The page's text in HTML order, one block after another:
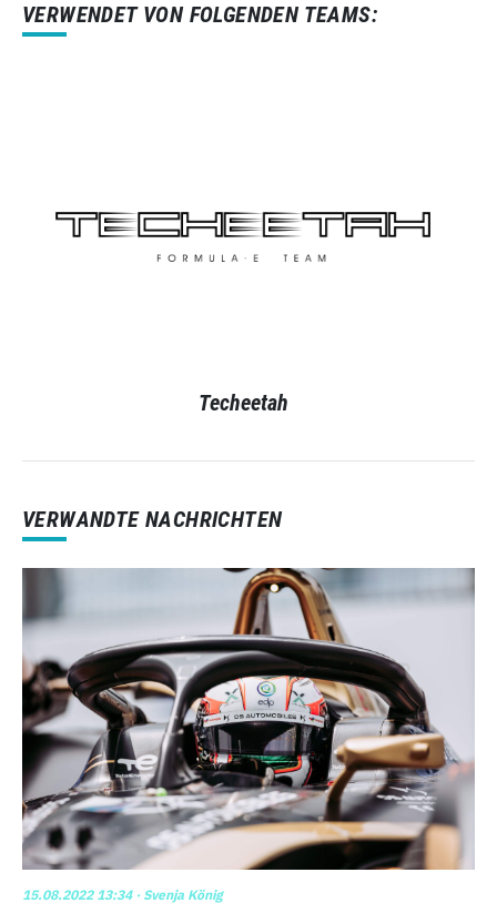
VERWENDET VON FOLGENDEN TEAMS:
Techeetah
VERWANDTE NACHRICHTEN
15.08.2022 13:34· Svenja König